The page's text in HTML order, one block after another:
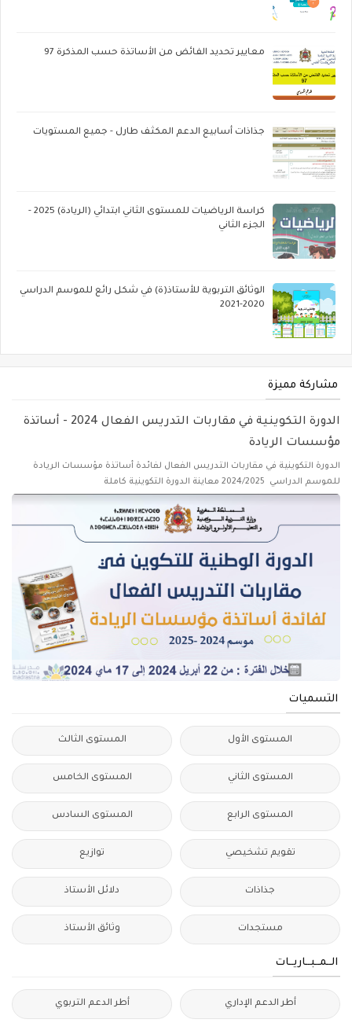
معايير تحديد الفائض من الأساتذة حسب المذكرة 97
جذاذات أسابيع الدعم المكثف طارل - جميع المستويات
كراسة الرياضيات للمستوى الثاني ابتدائي (الريادة) 2025 -
الجزء الثاني
الوثائق التربوية للأستاذ(ة) في شكل رائع للموسم الدراسي
2020-2021
مشاركة مميزة
الدورة التكوينية في مقاربات التدريس الفعال 2024 - أساتذة
مؤسسات الريادة
الدورة التكوينية في مقاربات التدريس الفعال لفائدة أساتذة مؤسسات الريادة
للموسم الدراسي 2024/2025 معاينة الدورة التكوينية كاملة
التسميات
المستوى الأول المستوى الثالث
المستوى الثاني المستوى الخامس
المستوى الرابع المستوى السادس
تقويم تشخيصي توازيع
جذاذات دلائل الأستاذ
مستجدات وثائق الأستاذ
الــمــبــاريــات
أطر الدعم الإداري أطر الدعم التربوي